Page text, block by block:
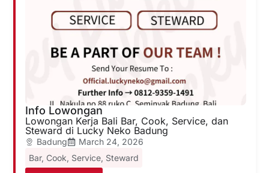
Info Lowongan
Lowongan Kerja Bali Bar, Cook, Service, dan
Steward di Lucky Neko Badung
Badung
March 24, 2026
Bar, Cook, Service, Steward